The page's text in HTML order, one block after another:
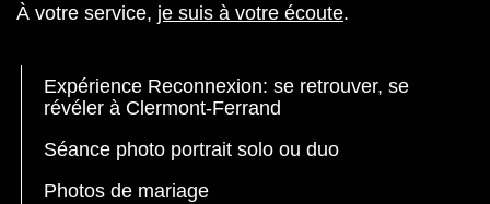
À votre service, je suis à votre écoute.
Expérience Reconnexion: se retrouver, se
révéler à Clermont-Ferrand
Séance photo portrait solo ou duo
Photos de mariage